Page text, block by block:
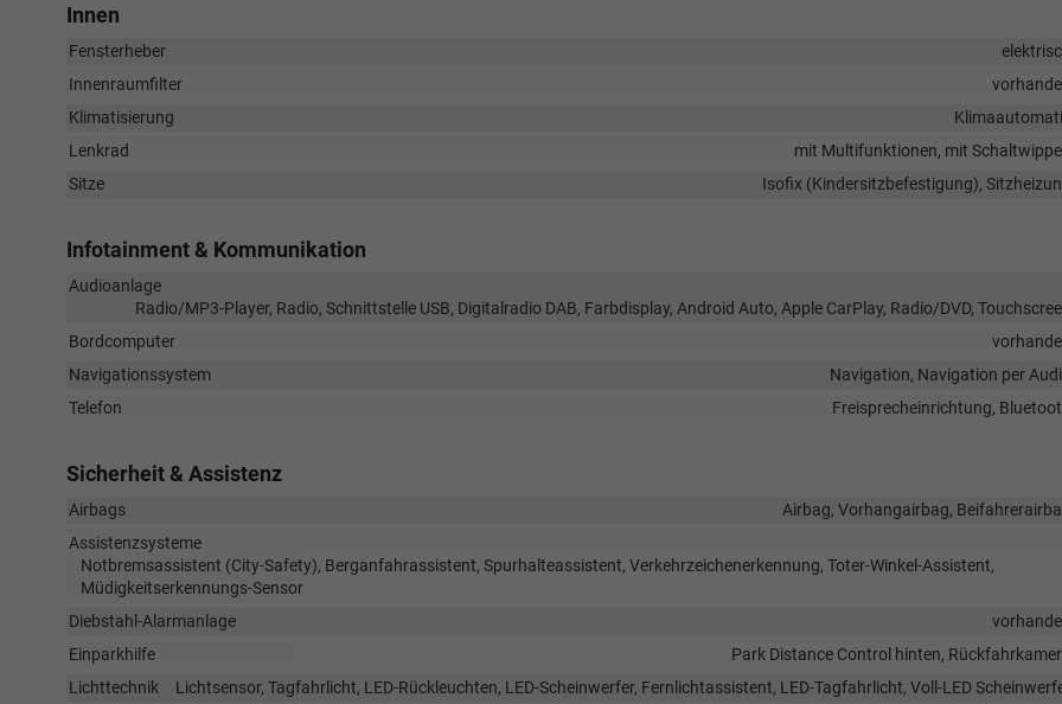
Innen
Fensterheber
Innenraumfilter
Klimatisierung
Lenkrad
mit Multifunktionen, mit
Sitze
Isofix (Kindersitzbefestigung),
Infotainment & Kommunikation
Audioanlage
Radio/MP3-Player, Radio, Schnittstelle USB, Digitalradio DAB, Farbdisplay, Android Auto, Apple CarPlay, Radio/DVD,
Bordcomputer
Navigationssystem
Navigation, Navigation per
Telefon
Freisprecheinrichtung,
Sicherheit & Assistenz
Airbags
Airbag, Vorhangairbag,
Assistenzsysteme
Notbremsassistent (City-Safety), Berganfahrassistent, Spurhalteassistent, Verkehrzeichenerkennung, Toter-Winkel-Assistent,
Müdigkeitserkennungs-Sensor
Diebstahl-Alarmanlage
Einparkhilfe
Park Distance Control hinten,
Lichttechnik
Lichtsensor, Tagfahrlicht, LED-Rückleuchten, LED-Scheinwerfer, Fernlichtassistent, LED-Tagfahrlicht, Voll-LED